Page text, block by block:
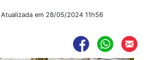
em 28/05/2024 11h56